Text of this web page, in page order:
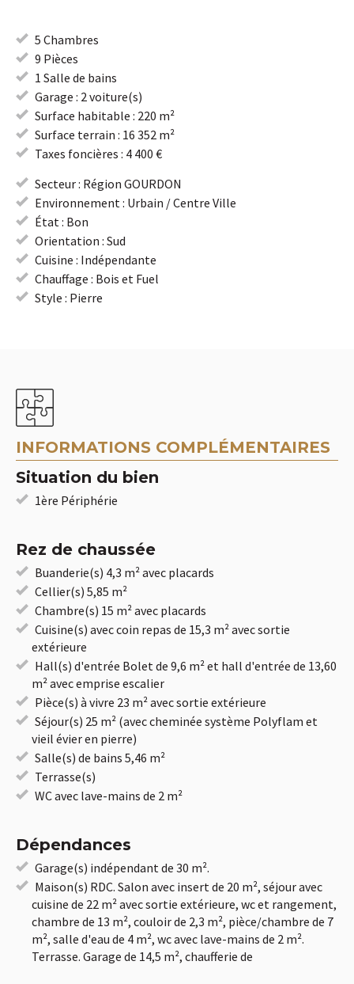
5 Chambres
9 Pièces
1 Salle de bains
Garage : 2 voiture(s)
Surface habitable : 220 m²
Surface terrain : 16 352 m²
Taxes foncières : 4 400 €
Secteur : Région GOURDON
Environnement : Urbain / Centre Ville
État : Bon
Orientation : Sud
Cuisine : Indépendante
Chauffage : Bois et Fuel
Style : Pierre
INFORMATIONS COMPLÉMENTAIRES
Situation du bien
1ère Périphérie
Rez de chaussée
Buanderie(s) 4,3 m² avec placards
Cellier(s) 5,85 m²
Chambre(s) 15 m² avec placards
Cuisine(s) avec coin repas de 15,3 m² avec sortie
extérieure
Hall(s) d'entrée Bolet de 9,6 m² et hall d'entrée de 13,60
m² avec emprise escalier
Pièce(s) à vivre 23 m² avec sortie extérieure
Séjour(s) 25 m² (avec cheminée système Polyflam et
vieil évier en pierre)
Salle(s) de bains 5,46 m²
Terrasse(s)
WC avec lave-mains de 2 m²
Dépendances
Garage(s) indépendant de 30 m².
Maison(s) RDC. Salon avec insert de 20 m², séjour avec
cuisine de 22 m² avec sortie extérieure, wc et rangement,
chambre de 13 m², couloir de 2,3 m², pièce/chambre de 7
m², salle d'eau de 4 m², wc avec lave-mains de 2 m².
Terrasse. Garage de 14,5 m², chaufferie de